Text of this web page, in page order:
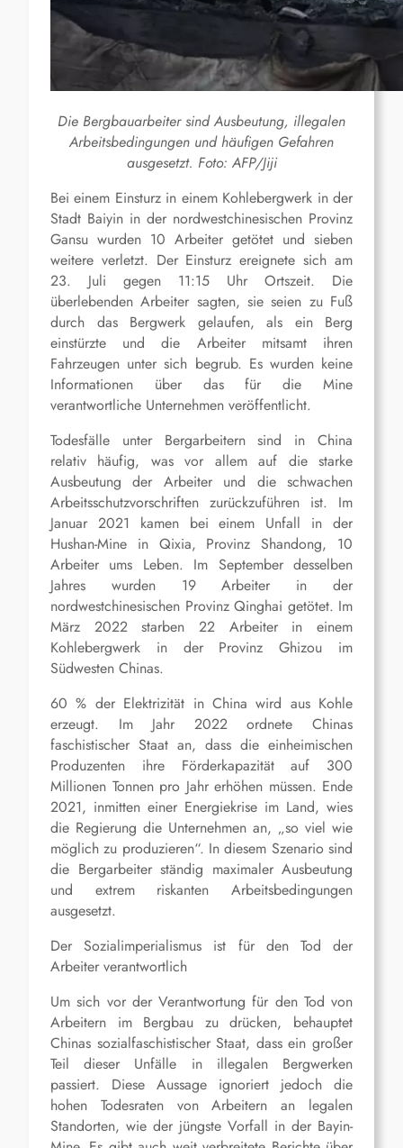
Die Bergbauarbeiter sind Ausbeutung, illegalen
Arbeitsbedingungen und häufigen Gefahren
ausgesetzt. Foto: AFP/Jiji
Bei einem Einsturz in einem Kohlebergwerk in der
Stadt Baiyin in der nordwestchinesischen Provinz
Gansu wurden 10 Arbeiter getötet und sieben
weitere verletzt. Der Einsturz ereignete sich am
23. Juli gegen 11:15 Uhr Ortszeit. Die
überlebenden Arbeiter sagten, sie seien zu Fuß
durch das Bergwerk gelaufen, als ein Berg
einstürzte und die Arbeiter mitsamt ihren
Fahrzeugen unter sich begrub. Es wurden keine
Informationen über das für die Mine
verantwortliche Unternehmen veröffentlicht.
Todesfälle unter Bergarbeitern sind in China
relativ häufig, was vor allem auf die starke
Ausbeutung der Arbeiter und die schwachen
Arbeitsschutzvorschriften zurückzuführen ist. Im
Januar 2021 kamen bei einem Unfall in der
Hushan-Mine in Qixia, Provinz Shandong, 10
Arbeiter ums Leben. Im September desselben
Jahres wurden 19 Arbeiter in der
nordwestchinesischen Provinz Qinghai getötet. Im
März 2022 starben 22 Arbeiter in einem
Kohlebergwerk in der Provinz Ghizou im
Südwesten Chinas.
60 % der Elektrizität in China wird aus Kohle
erzeugt. Im Jahr 2022 ordnete Chinas
faschistischer Staat an, dass die einheimischen
Produzenten ihre Förderkapazität auf 300
Millionen Tonnen pro Jahr erhöhen müssen. Ende
2021, inmitten einer Energiekrise im Land, wies
die Regierung die Unternehmen an, „so viel wie
möglich zu produzieren“. In diesem Szenario sind
die Bergarbeiter ständig maximaler Ausbeutung
und extrem riskanten Arbeitsbedingungen
ausgesetzt.
Der Sozialimperialismus ist für den Tod der
Arbeiter verantwortlich
Um sich vor der Verantwortung für den Tod von
Arbeitern im Bergbau zu drücken, behauptet
Chinas sozialfaschistischer Staat, dass ein großer
Teil dieser Unfälle in illegalen Bergwerken
passiert. Diese Aussage ignoriert jedoch die
hohen Todesraten von Arbeitern an legalen
Standorten, wie der jüngste Vorfall in der Bayin-